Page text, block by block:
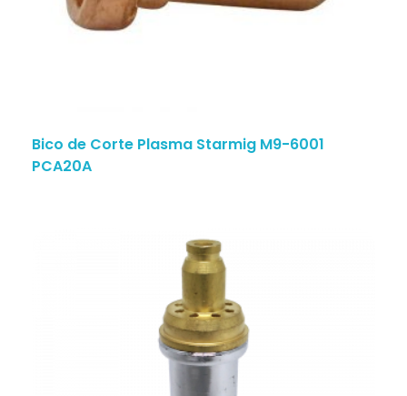
Bico de Corte Plasma Starmig M9-6001
PCA20A